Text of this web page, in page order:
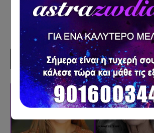
ΣΥΝΕΡΓΑΤΕΣ